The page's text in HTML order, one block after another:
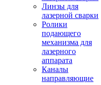
Линзы для
лазерной сварки
Ролики
подающего
механизма для
лазерного
аппарата
Каналы
направляющие